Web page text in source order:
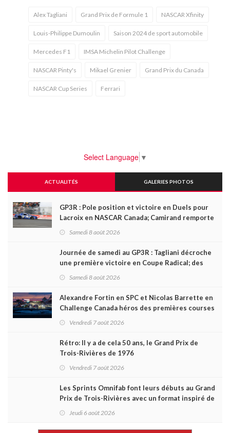
Alex Tagliani Grand Prix de Formule 1 NASCAR Xfinity
Louis-Philippe Dumoulin Saison 2024 de sport automobile
Mercedes F1 IMSA Michelin Pilot Challenge
NASCAR Pinty's Mikael Grenier Grand Prix du Canada
NASCAR Cup Series Ferrari
Select Language ▼
ACTUALITÉS GALERIES PHOTOS
GP3R : Pole position et victoire en Duels pour
Lacroix en NASCAR Canada; Camirand remporte
Samedi 8 août 2026
Journée de samedi au GP3R : Tagliani décroche
une première victoire en Coupe Radical; des
Samedi 8 août 2026
Alexandre Fortin en SPC et Nicolas Barrette en
Challenge Canada héros des premières courses
Vendredi 7 août 2026
Rétro: Il y a de cela 50 ans, le Grand Prix de
Trois-Rivières de 1976
Vendredi 7 août 2026
Les Sprints Omnifab font leurs débuts au Grand
Prix de Trois-Rivières avec un format inspiré de
Jeudi 6 août 2026